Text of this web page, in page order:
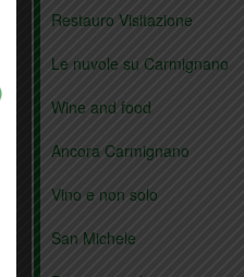
Restauro Visitazione
Le nuvole su Carmignano
Wine and food
Ancora Carmignano
Vino e non solo
San Michele